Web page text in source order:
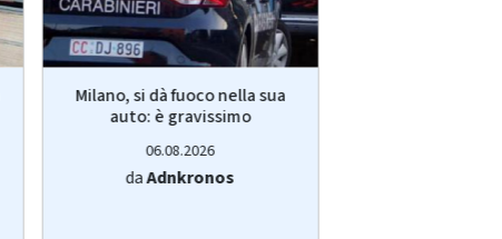
Milano, si dà fuoco nella sua
auto: è gravissimo
06.08.2026
daAdnkronos